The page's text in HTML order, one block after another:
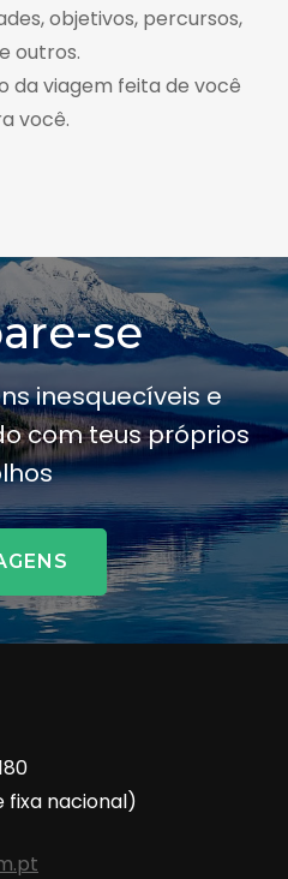
objetivos, percursos,
outros.
da viagem feita de você
você.
se
inesquecíveis e
com teus próprios
fixa nacional)